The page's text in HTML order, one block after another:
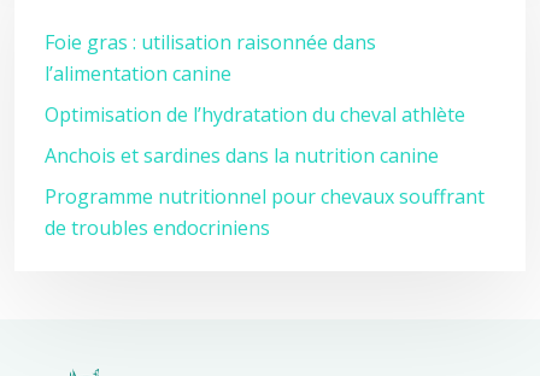
Foie gras : utilisation raisonnée dans
l’alimentation canine
Optimisation de l’hydratation du cheval athlète
Anchois et sardines dans la nutrition canine
Programme nutritionnel pour chevaux souffrant
de troubles endocriniens